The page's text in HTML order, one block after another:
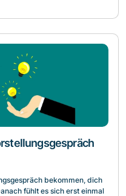
bekommen, dich
fühlt es sich erst einmal